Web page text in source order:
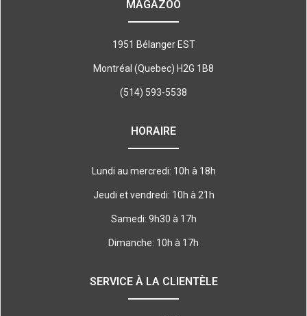
MAGAZOO
1951 Bélanger EST
Montréal (Quebec) H2G 1B8
(514) 593-5538
HORAIRE
Lundi au mercredi: 10h à 18h
Jeudi et vendredi: 10h à 21h
Samedi: 9h30 à 17h
Dimanche: 10h à 17h
SERVICE À LA CLIENTÈLE